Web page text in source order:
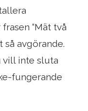
“Mät två
så avgörande.
vill inte sluta
fungerande